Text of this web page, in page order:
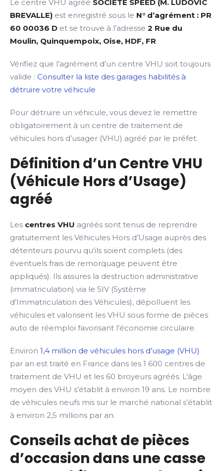
Le centre VHU agréé SOCIÉTÉ SPEED (M. LUDOVIC
BREVALLE) est enregistré sous le N° d’agrément : PR
60 00036 D et se trouve à l’adresse 2 Rue du
Moulin, Quinquempoix, Oise, HDF, FR.
Vérifiez que l’agrément d’un centre VHU soit toujours
valide : Consulter la liste des garages habilités à
détruire votre véhicule
Pour détruire un véhicule, vous devez le remettre
obligatoirement à un centre de traitement de
véhicules hors d’usager (VHU) agréé par le préfet.
Définition d’un Centre VHU
(Véhicule Hors d’Usage)
agréé
Les centres VHU agréés sont tenus de reprendre
gratuitement les Véhicules Hors d’Usage auprès des
détenteurs pourvu qu’ils soient complets (des
éventuels frais de remorquage peuvent être
appliqués). Ils assures la destruction administrative
(immatriculation) via le SIV (Système
d’Immatriculation des Véhicules), dépolluent les
véhicules et valorisent les VHU sous forme de pièces
auto de réemploi favorisant l’économie circulaire.
Environ 1,4 million de véhicules hors d’usage (VHU)
par an est traité en France dans les 1 600 centres de
traitement de VHU et les 60 broyeurs agréés. L’âge
moyen des VHU s’établit à environ 19 ans. Le nombre
de véhicules neufs mis sur le marché national s’établit
à environ 2,5 millions par an.
Conseils achat de pièces
d’occasion dans une casse